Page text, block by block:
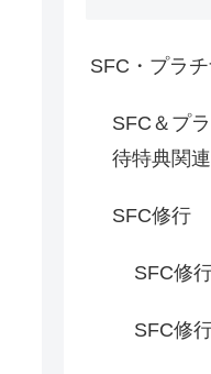
SFC・プラ
SFC＆プ
待特典関連
SFC修行
SFC修
SFC修